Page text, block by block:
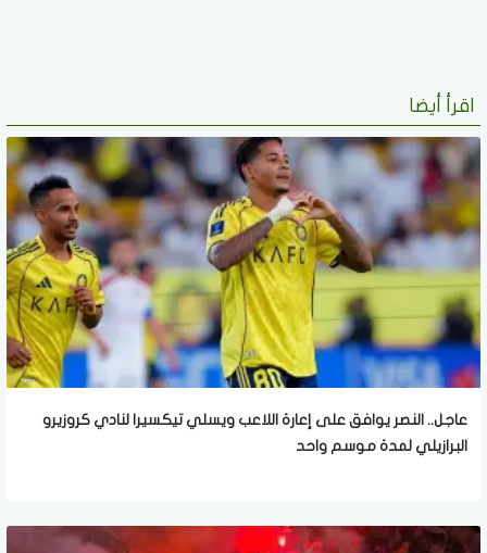
اقرأ أيضا
عاجل.. النصر يوافق على إعارة اللاعب ويسلي تيكسيرا لنادي كروزيرو
البرازيلي لمدة موسم واحد